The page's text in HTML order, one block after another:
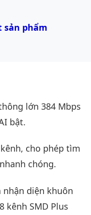
sản phẩm
lớn 384 Mbps
bật.
cho phép tìm
chóng.
nhận diện khuôn
kênh SMD Plus